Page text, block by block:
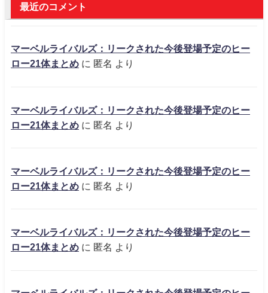
最近のコメント
マーベルライバルズ：リークされた今後登場予定のヒー
ロー21体まとめ に 匿名 より
マーベルライバルズ：リークされた今後登場予定のヒー
ロー21体まとめ に 匿名 より
マーベルライバルズ：リークされた今後登場予定のヒー
ロー21体まとめ に 匿名 より
マーベルライバルズ：リークされた今後登場予定のヒー
ロー21体まとめ に 匿名 より